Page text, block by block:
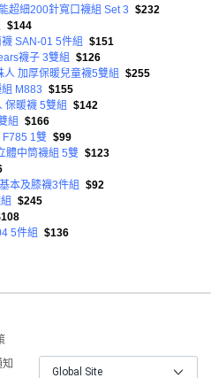
超細200針寬口襪組 Set 3 $232
$144
SAN-01 5件組
$151
襪子 3雙組
$126
加厚保暖兒童襪5雙組
$255
M883 $155
保暖襪 5雙組
$142
組
$166
F785 1雙 $99
體中筒襪組 5雙 $123
本及膝襪3件組
$92
$245
5件組 $136
Global Site